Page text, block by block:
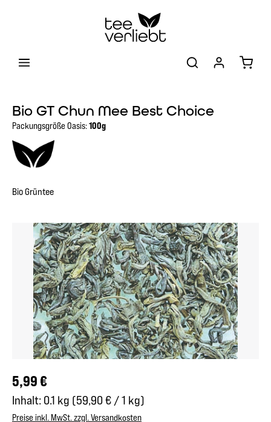
Bio GT Chun Mee Best Choice
Packungsgröße Oasis:100g
Bio Grüntee
Bildergalerie überspringen
Regulärer Preis:
5,99 €
Inhalt: 0.1 kg (59,90 € / 1 kg)
Preise inkl. MwSt. zzgl. Versandkosten